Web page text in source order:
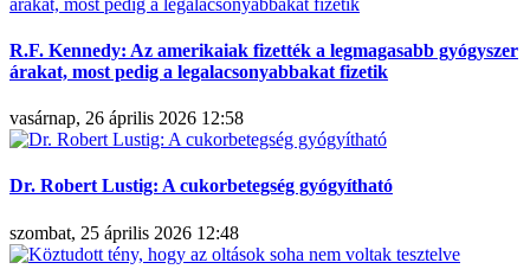
R.F. Kennedy: Az amerikaiak fizették a legmagasabb gyógyszer
árakat, most pedig a legalacsonyabbakat fizetik
vasárnap, 26 április 2026 12:58
Dr. Robert Lustig: A cukorbetegség gyógyítható
szombat, 25 április 2026 12:48